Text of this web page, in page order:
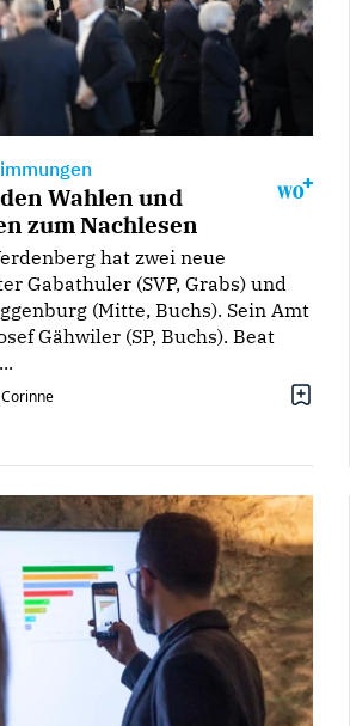
Wahlen und
zum Nachlesen
hat zwei neue
Gabathuler (SVP, Grabs) und
(Mitte, Buchs). Sein Amt
Gähwiler (SP, Buchs). Beat
Corinne